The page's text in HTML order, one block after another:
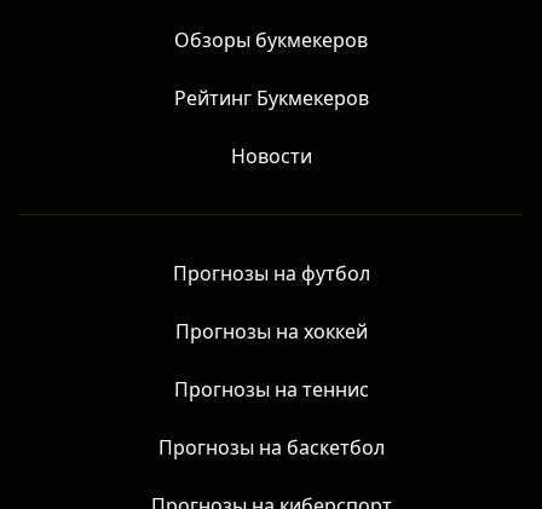
Обзоры букмекеров
Рейтинг Букмекеров
Новости
Прогнозы на футбол
Прогнозы на хоккей
Прогнозы на теннис
Прогнозы на баскетбол